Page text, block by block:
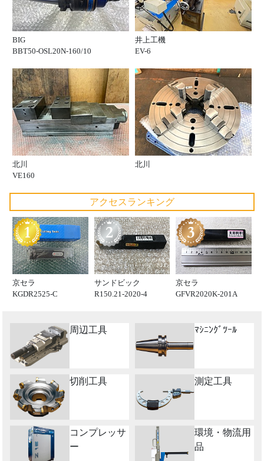
BIG
BBT50-OSL20N-160/10
井上工機
EV-6
北川
VE160
北川
アクセスランキング
京セラ
KGDR2525-C
サンドビック
R150.21-2020-4
京セラ
GFVR2020K-201A
周辺工具 ﾏｼﾆﾝｸﾞﾂｰﾙ
切削工具 測定工具
コンプレッサ
ー
環境・物流用
品